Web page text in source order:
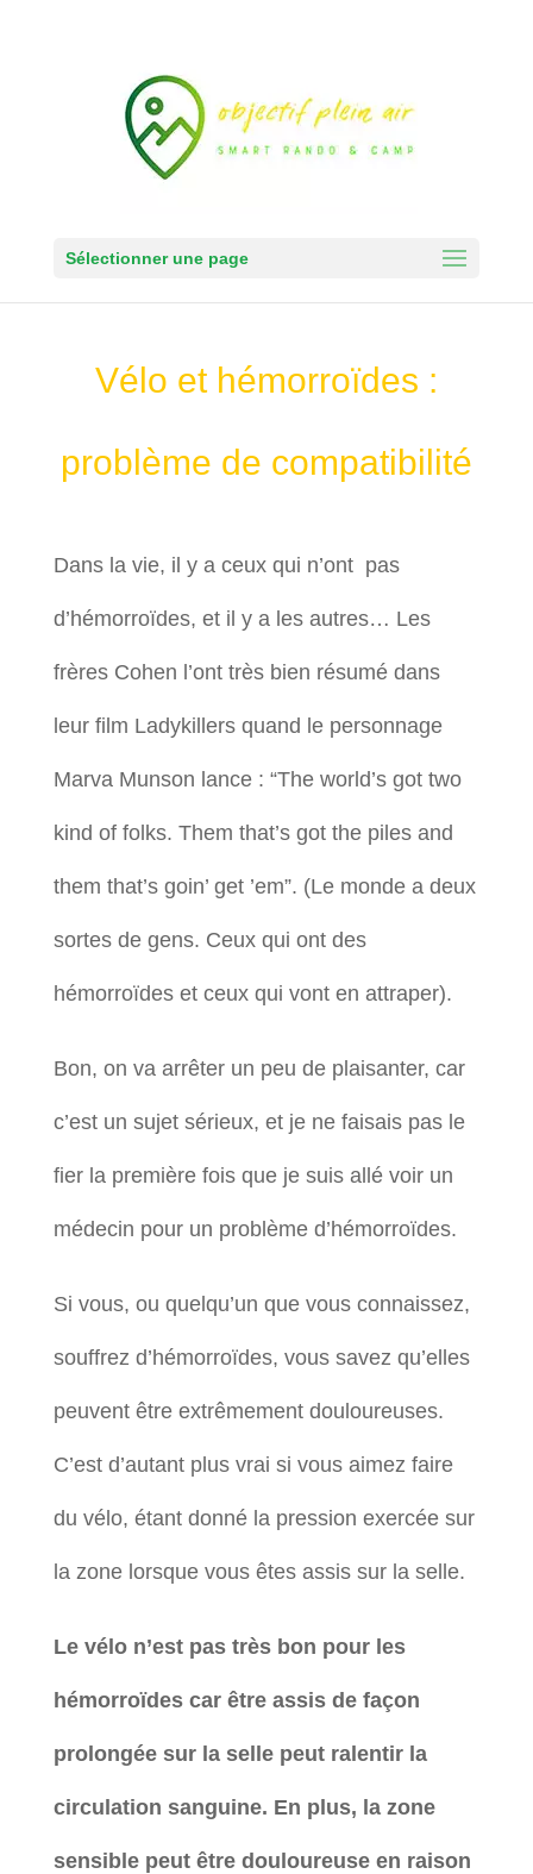
Sélectionner une page
Vélo et hémorroïdes :
problème de compatibilité
Dans la vie, il y a ceux qui n’ont pas
d’hémorroïdes, et il y a les autres… Les
frères Cohen l’ont très bien résumé dans
leur film Ladykillers quand le personnage
Marva Munson lance : “The world’s got two
kind of folks. Them that’s got the piles and
them that’s goin’ get ’em”. (Le monde a deux
sortes de gens. Ceux qui ont des
hémorroïdes et ceux qui vont en attraper).
Bon, on va arrêter un peu de plaisanter, car
c’est un sujet sérieux, et je ne faisais pas le
fier la première fois que je suis allé voir un
médecin pour un problème d’hémorroïdes.
Si vous, ou quelqu’un que vous connaissez,
souffrez d’hémorroïdes, vous savez qu’elles
peuvent être extrêmement douloureuses.
C’est d’autant plus vrai si vous aimez faire
du vélo, étant donné la pression exercée sur
la zone lorsque vous êtes assis sur la selle.
Le vélo n’est pas très bon pour les
hémorroïdes car être assis de façon
prolongée sur la selle peut ralentir la
circulation sanguine. En plus, la zone
sensible peut être douloureuse en raison